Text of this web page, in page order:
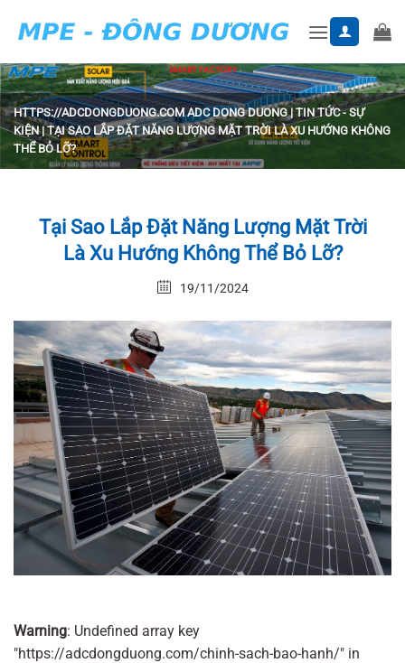
HTTPS://ADCDONGDUONG.COM ADC DONG DUONG|TIN TỨC - SỰ
KIỆN|TẠI SAO LẮP ĐẶT NĂNG LƯỢNG MẶT TRỜI LÀ XU HƯỚNG KHÔNG
THỂ BỎ LỠ?
Tại Sao Lắp Đặt Năng Lượng Mặt Trời
Là Xu Hướng Không Thể Bỏ Lỡ?
19/11/2024
Warning: Undefined array key
"https://adcdongduong.com/chinh-sach-bao-hanh/" in